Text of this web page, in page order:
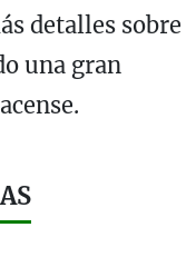
detalles sobre
una gran